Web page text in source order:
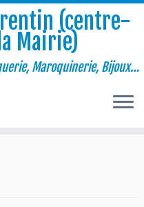
(centre-
Mairie)
Maroquinerie, Bijoux…